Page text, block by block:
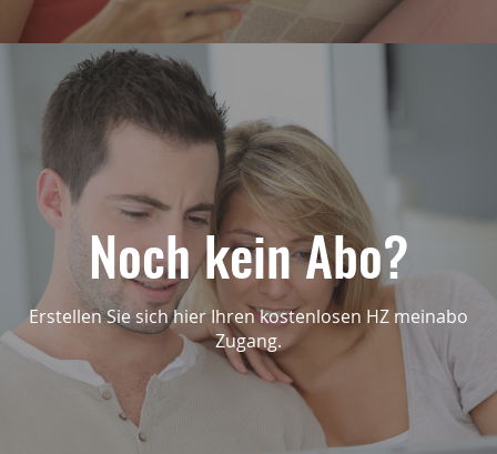
Noch kein Abo?
Erstellen Sie sich hier Ihren kostenlosen HZ meinabo
Zugang.